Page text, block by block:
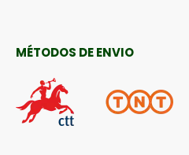
MÉTODOS DE ENVIO